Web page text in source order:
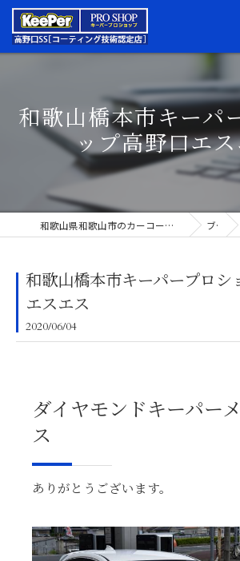
和歌山橋本市キーパ
ップ高野口エ
和歌山県和歌山市のカーコーティングならキーパープロショップ高野口SS ブログ
和歌山橋本市キーパープロシ
エスエス
2020/06/04
ありがとうございます。
ダイヤモンドキーパー
ス